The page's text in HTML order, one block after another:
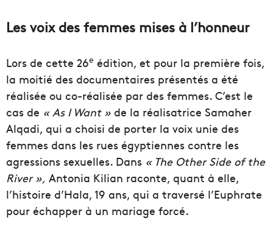
Les voix des femmes mises à l’honneur
Lors de cette 26e édition, et pour la première fois,
la moitié des documentaires présentés a été
réalisée ou co-réalisée par des femmes. C’est le
cas de « As I Want » de la réalisatrice Samaher
Alqadi, qui a choisi de porter la voix unie des
femmes dans les rues égyptiennes contre les
agressions sexuelles. Dans « The Other Side of the
River », Antonia Kilian raconte, quant à elle,
l’histoire d’Hala, 19 ans, qui a traversé l’Euphrate
pour échapper à un mariage forcé.